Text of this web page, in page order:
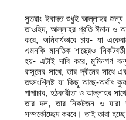
সুতরাং ইবাদত শুধুই আল্লাহর
তাওহিদ, আল্লাহর প্রতি ঈমান ও
করে, অনিবার্যভাবে চায়- যা
এমনকি মানতিক শাস্ত্রেও
হয়- এটাই দাবি করে, মুমিনগণ
রাসূলের সাথে, তার দ্বীনের
তৎসংশ্লিষ্ট যা কিছু আছে-অর্থাৎ
পাপাচার, হঠকারীতা ও আল্লাহর
তার দল, তার নিকটজন ও
সম্পর্কোচ্ছেদ করবে। তাই তারা